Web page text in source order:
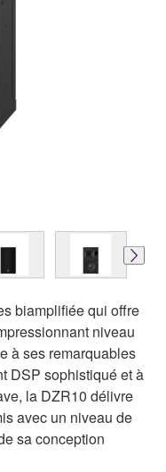
biamplifiée qui offre
niveau
à ses remarquables
DSP sophistiqué et à
la DZR10 délivre
avec un niveau de
sa conception